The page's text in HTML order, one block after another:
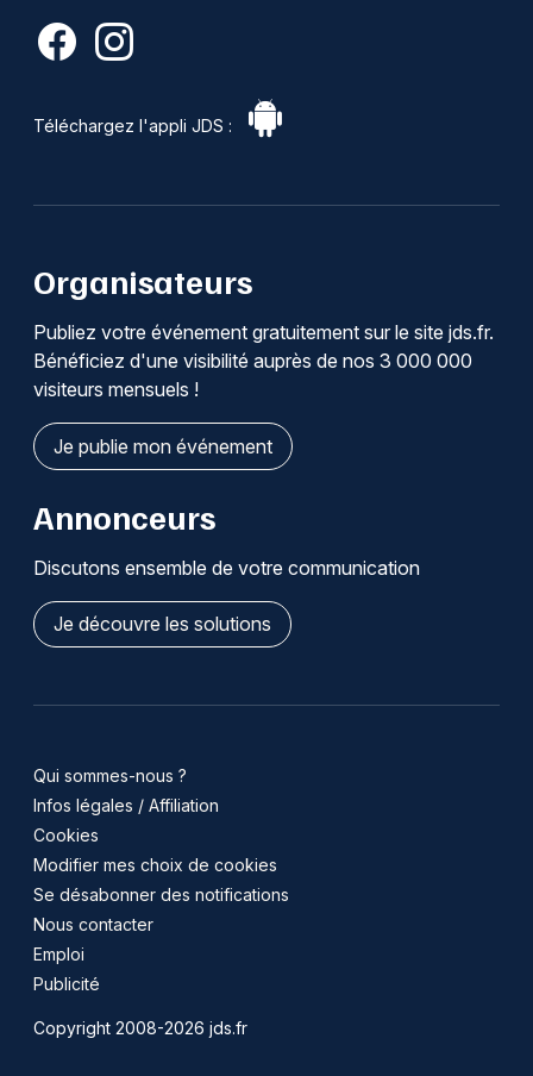
Téléchargez l'appli JDS :
Organisateurs
Publiez votre événement gratuitement sur le site jds.fr.
Bénéficiez d'une visibilité auprès de nos 3 000 000
visiteurs mensuels !
Je publie mon événement
Annonceurs
Discutons ensemble de votre communication
Je découvre les solutions
Qui sommes-nous ?
Infos légales / Affiliation
Cookies
Modifier mes choix de cookies
Se désabonner des notifications
Nous contacter
Emploi
Publicité
Copyright 2008-2026 jds.fr